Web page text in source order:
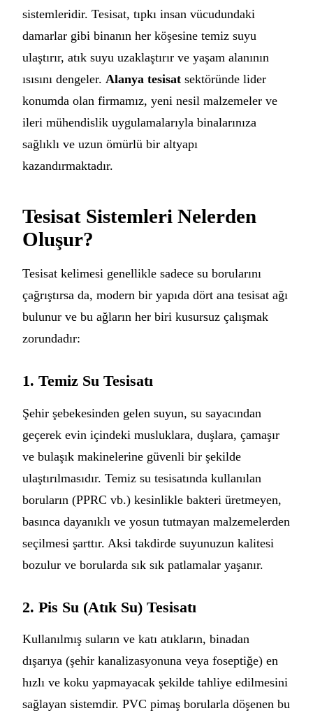
sistemleridir. Tesisat, tıpkı insan vücudundaki
damarlar gibi binanın her köşesine temiz suyu
ulaştırır, atık suyu uzaklaştırır ve yaşam alanının
ısısını dengeler. Alanya tesisat sektöründe lider
konumda olan firmamız, yeni nesil malzemeler ve
ileri mühendislik uygulamalarıyla binalarınıza
sağlıklı ve uzun ömürlü bir altyapı
kazandırmaktadır.
Tesisat Sistemleri Nelerden
Oluşur?
Tesisat kelimesi genellikle sadece su borularını
çağrıştırsa da, modern bir yapıda dört ana tesisat ağı
bulunur ve bu ağların her biri kusursuz çalışmak
zorundadır:
1. Temiz Su Tesisatı
Şehir şebekesinden gelen suyun, su sayacından
geçerek evin içindeki musluklara, duşlara, çamaşır
ve bulaşık makinelerine güvenli bir şekilde
ulaştırılmasıdır. Temiz su tesisatında kullanılan
boruların (PPRC vb.) kesinlikle bakteri üretmeyen,
basınca dayanıklı ve yosun tutmayan malzemelerden
seçilmesi şarttır. Aksi takdirde suyunuzun kalitesi
bozulur ve borularda sık sık patlamalar yaşanır.
2. Pis Su (Atık Su) Tesisatı
Kullanılmış suların ve katı atıkların, binadan
dışarıya (şehir kanalizasyonuna veya foseptiğe) en
hızlı ve koku yapmayacak şekilde tahliye edilmesini
sağlayan sistemdir. PVC pimaş borularla döşenen bu